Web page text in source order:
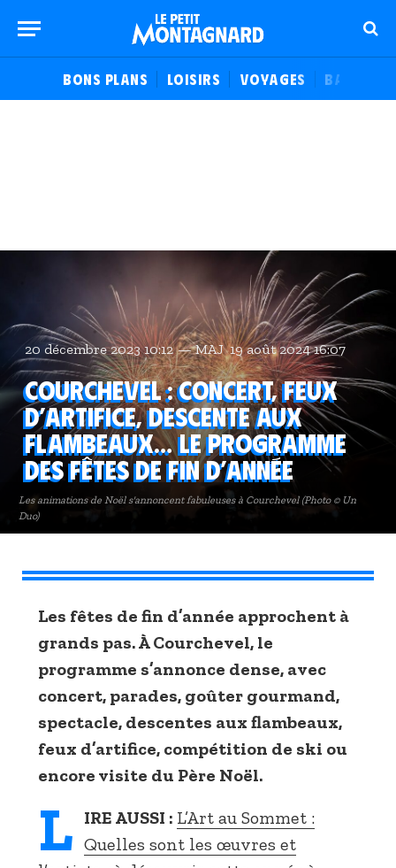
BONS PLANS LOISIRS VOYAGES BALADES
Les animations de Noël s'annoncent fabuleuses à Courchevel (Photo © Un
Duo)
20 décembre 2023 10:12 MAJ 19 août 2024 16:07
Courchevel : Concert, feux
d’artifice, descente aux
flambeaux… Le programme
des fêtes de fin d’année
Les fêtes de fin d’année approchent à
grands pas. À Courchevel, le
programme s’annonce dense, avec
concert, parades, goûter gourmand,
spectacle, descentes aux flambeaux,
feux d’artifice, compétition de ski ou
encore visite du Père Noël.
L IRE AUSSI : L’Art au Sommet :
Quelles sont les œuvres et